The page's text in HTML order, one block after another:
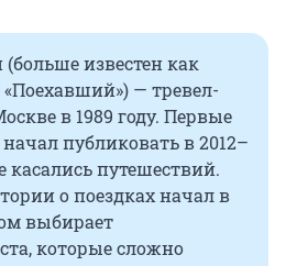
известен как
— тревел-
в 1989 году. Первые
публиковать в 2012–
касались путешествий.
о поездках начал в
выбирает
которые сложно